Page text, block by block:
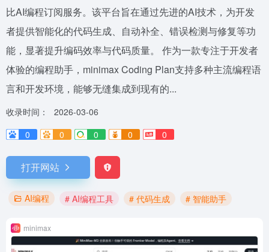
比AI编程订阅服务。该平台旨在通过先进的AI技术，为开发
者提供智能化的代码生成、自动补全、错误检测与修复等功
能，显著提升编码效率与代码质量。 作为一款专注于开发者
体验的编程助手，minimax Coding Plan支持多种主流编程语
言和开发环境，能够无缝集成到现有的...
收录时间：
2026-03-06
0
0 0 0 0
打开网站
AI编程 # AI编程工具 # 代码生成 # 智能助手
minimax